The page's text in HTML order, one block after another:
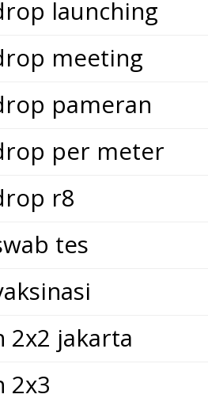
launching
meeting
pameran
per meter
r8
tes
2x2 jakarta
2x3